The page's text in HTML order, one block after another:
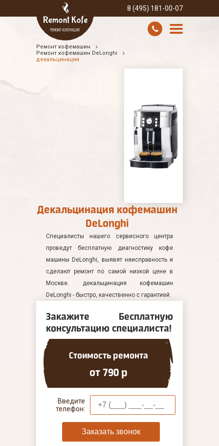
8 (495) 181-00-07
УСЛУГИ И ЦЕНЫ
Ремонт кофемашин
Ремонт кофемашин DeLonghi
декальцинация
Декальцинация кофемашин
DeLonghi
Специалисты нашего сервисного центра
проведут бесплатную диагностику кофе
машины DeLonghi, выявят неисправность и
сделают ремонт по самой низкой цене в
Москве. декальцинация кофемашин
DeLonghi - быстро, качественно с гарантией.
Закажите Бесплатную
консультацию специалиста!
Стоимость ремонта
от 790 р
Введите
телефон:
Заказать звонок